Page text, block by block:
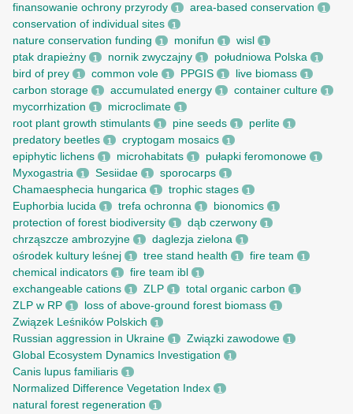
finansowanie ochrony przyrody 1 area-based conservation 1
conservation of individual sites 1
nature conservation funding 1 monifun 1 wisl 1
ptak drapieżny 1 nornik zwyczajny 1 południowa Polska 1
bird of prey 1 common vole 1 PPGIS 1 live biomass 1
carbon storage 1 accumulated energy 1 container culture 1
mycorrhization 1 microclimate 1
root рlant growth stimulants 1 pine seeds 1 perlite 1
predatory beetles 1 cryptogam mosaics 1
epiphytic lichens 1 microhabitats 1 pułapki feromonowe 1
Myxogastria 1 Sesiidae 1 sporocarps 1
Chamaesphecia hungarica 1 trophic stages 1
Euphorbia lucida 1 trefa ochronna 1 bionomics 1
protection of forest biodiversity 1 dąb czerwony 1
chrząszcze ambrozyjne 1 daglezja zielona 1
ośrodek kultury leśnej 1 tree stand health 1 fire team 1
chemical indicators 1 fire team ibl 1
exchangeable cations 1 ZLP 1 total organic carbon 1
ZLP w RP 1 loss of above-ground forest biomass 1
Związek Leśników Polskich 1
Russian aggression in Ukraine 1 Związki zawodowe 1
Global Ecosystem Dynamics Investigation 1
Canis lupus familiaris 1
Normalized Difference Vegetation Index 1
natural forest regeneration 1